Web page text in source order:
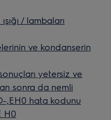
/ lambaları
ve kondanserin
yetersiz ve
sonra da nemli
,EH0 hata kodunu
H0